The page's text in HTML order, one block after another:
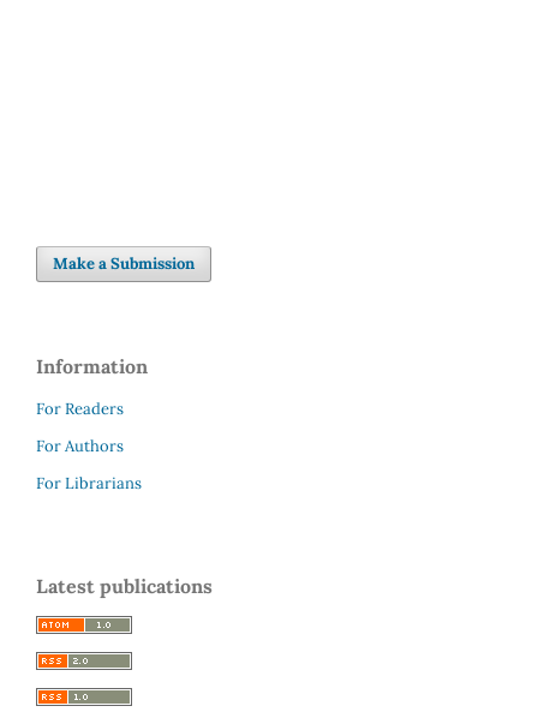
Make a Submission
Information
For Readers
For Authors
For Librarians
Latest publications